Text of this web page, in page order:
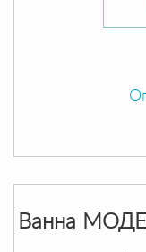
Ванна